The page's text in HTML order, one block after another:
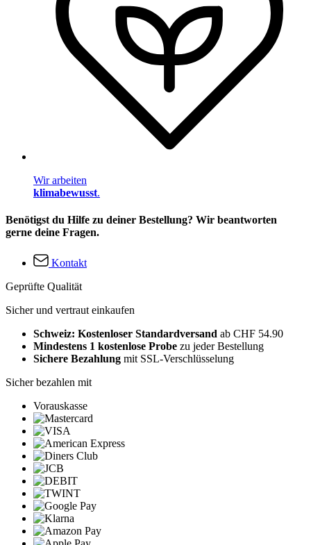
Wir arbeiten
klimabewusst.
Benötigst du Hilfe zu deiner Bestellung? Wir beantworten
gerne deine Fragen.
Kontakt
Geprüfte Qualität
Sicher und vertraut einkaufen
Schweiz: Kostenloser Standardversand ab CHF 54.90
Mindestens 1 kostenlose Probe zu jeder Bestellung
Sichere Bezahlung mit SSL-Verschlüsselung
Sicher bezahlen mit
Vorauskasse